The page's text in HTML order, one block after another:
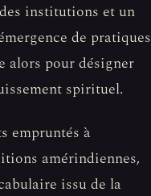
institutions et un
de pratiques
alors pour désigner
spirituel.
empruntés à
amérindiennes,
issu de la